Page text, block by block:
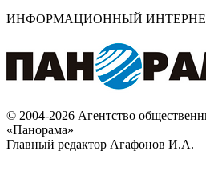
ИНФОРМАЦИОННЫЙ
© 2004-2026 Агентство
«Панорама»
Главный редактор Агафонов И.А.